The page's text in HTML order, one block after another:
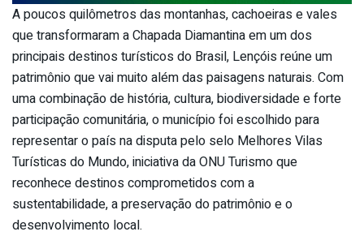
A poucos quilômetros das montanhas, cachoeiras e vales
que transformaram a Chapada Diamantina em um dos
principais destinos turísticos do Brasil, Lençóis reúne um
patrimônio que vai muito além das paisagens naturais. Com
uma combinação de história, cultura, biodiversidade e forte
participação comunitária, o município foi escolhido para
representar o país na disputa pelo selo Melhores Vilas
Turísticas do Mundo, iniciativa da ONU Turismo que
reconhece destinos comprometidos com a
sustentabilidade, a preservação do patrimônio e o
desenvolvimento local.